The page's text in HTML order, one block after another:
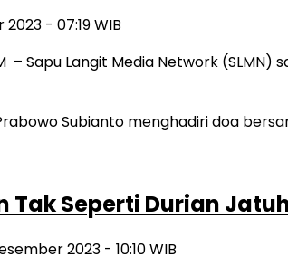
- 07:19 WIB
– Sapu Langit Media Network
Tak Seperti Durian
2023 - 10:10 WIB